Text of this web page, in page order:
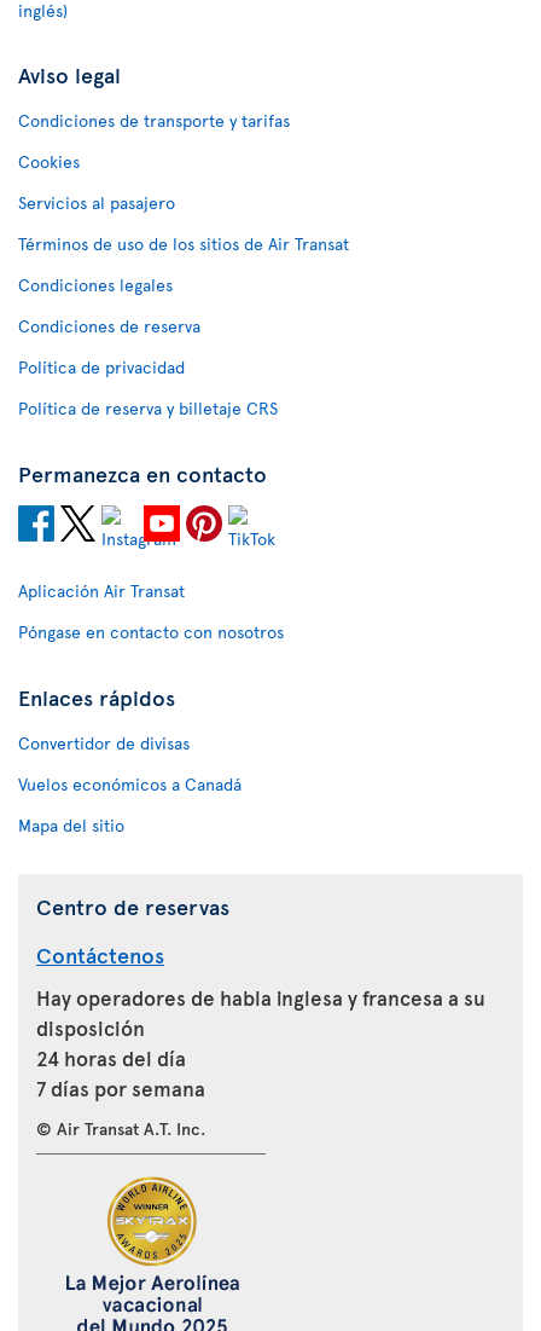
inglés)
Aviso legal
Condiciones de transporte y tarifas
Cookies
Servicios al pasajero
Términos de uso de los sitios de Air Transat
Condiciones legales
Condiciones de reserva
Política de privacidad
Política de reserva y billetaje CRS
Permanezca en contacto
Aplicación Air Transat
Póngase en contacto con nosotros
Enlaces rápidos
Convertidor de divisas
Vuelos económicos a Canadá
Mapa del sitio
Centro de reservas
Contáctenos
Hay operadores de habla inglesa y francesa a su
disposición
24 horas del día
7 días por semana
© Air Transat A.T. Inc.